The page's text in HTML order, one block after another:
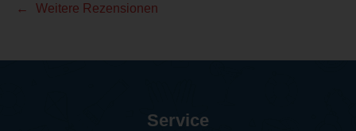
Weitere Rezensionen
Service